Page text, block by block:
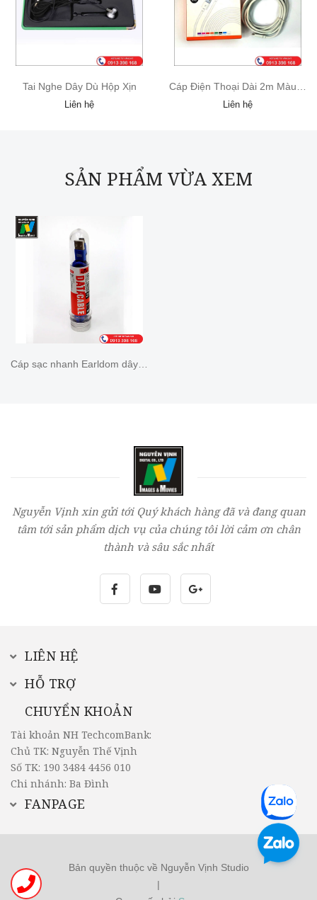
Tai Nghe Dây Dù Hộp Xịn
Liên hệ Liên hệ
SẢN PHẨM VỪA XEM
Nguyễn Vịnh xin gửi tới Quý khách hàng đã và đang quan
tâm tới sản phẩm dịch vụ của chúng tôi lời cảm ơn chân
thành và sâu sắc nhất
LIÊN HỆ
HỖ TRỢ
CHUYỂN KHOẢN
Tài khoản NH TechcomBank:
Chủ TK: Nguyễn Thế Vịnh
Số TK: 190 3484 4456 010
Chi nhánh: Ba Đình
FANPAGE
Bản quyền thuộc về Nguyễn Vịnh Studio
|